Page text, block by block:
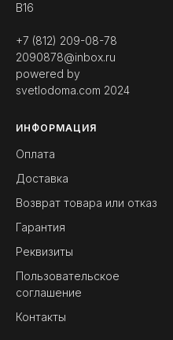
B16
+7 (812) 209-08-78
2090878@inbox.ru
powered by
svetlodoma.com 2024
ИНФОРМАЦИЯ
Оплата
Доставка
Возврат товара или отказ
Гарантия
Реквизиты
Пользовательское
соглашение
Контакты